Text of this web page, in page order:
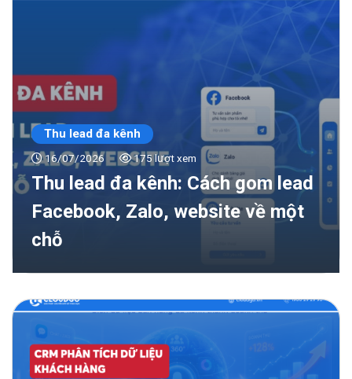
Thu lead đa kênh
16/07/2026 175 lượt xem
Thu lead đa kênh: Cách gom lead
Facebook, Zalo, website về một
chỗ